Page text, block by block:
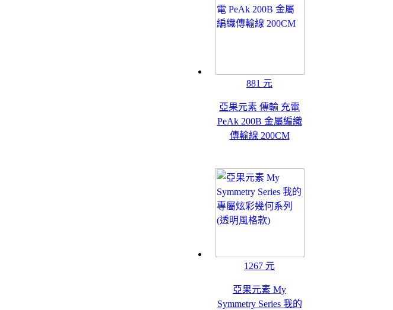
881 元
亞果元素 傳輸 充電
PeAk 200B 金屬編織
傳輸線 200CM
1267 元
亞果元素 My
Symmetry Series 我的